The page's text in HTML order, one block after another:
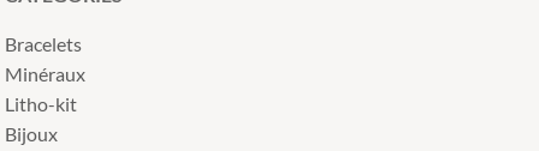
Bracelets
Minéraux
Litho-kit
Bijoux